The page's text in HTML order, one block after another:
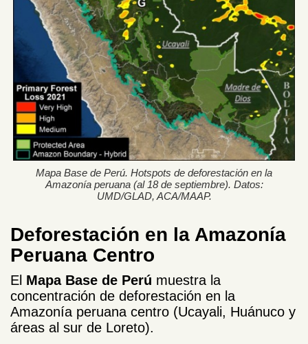
Mapa Base de Perú. Hotspots de deforestación en la
Amazonía peruana (al 18 de septiembre). Datos:
UMD/GLAD, ACA/MAAP.
Deforestación en la Amazonía
Peruana Centro
El Mapa Base de Perú muestra la
concentración de deforestación en la
Amazonía peruana centro (Ucayali, Huánuco y
áreas al sur de Loreto).